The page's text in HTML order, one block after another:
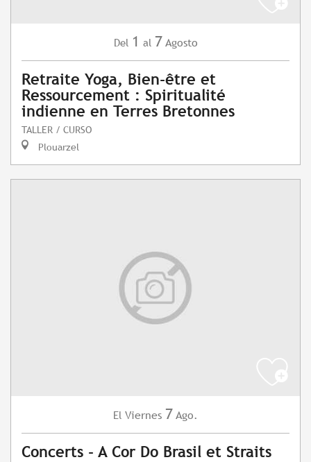
Del 1 al 7 Agosto
Retraite Yoga, Bien-être et
Ressourcement : Spiritualité
indienne en Terres Bretonnes
TALLER / CURSO
Plouarzel
El Viernes 7 Ago.
Concerts - A Cor Do Brasil et Straits